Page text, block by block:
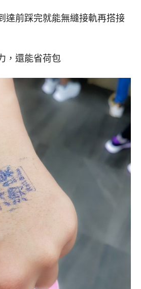
達前踩完就能無縫接軌再搭接
，還能省荷包